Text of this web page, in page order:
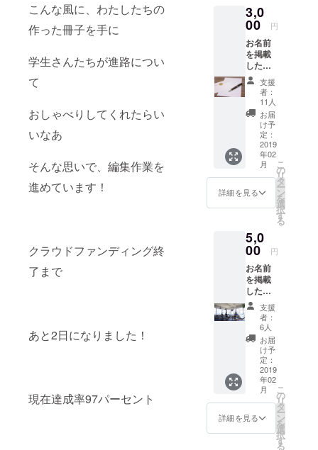
こんな風に、わたしたちの
作った冊子を手に
学生さんたちが進路につい
て
おしゃべりしてくれたらい
いなあ
そんな思いで、編集作業を
進めています！
クラウドファンディング終
了まで
あと2日になりました！
現在達成率97パーセント
3,0
00 円
お名前
を掲載
した冊
子1冊と
心を込
めたお
礼状を
送らせ
ていた
だきま
す。 ま
た1名様
分の
ワーク
ショッ
プ招待
付けい
たしま
す。
ワーク
ショッ
プは3月
の土
日・祝
日を予
定して
いま
す。 開
催場所
はアメ
リカヤ
です。
（韮崎
約5分、
支援
者：
11人
お届
け予
定：
2019
年02
月
詳細を見る
こ
の
リ
タ
ー
ン
を
選
択
す
る
5,0
00 円
お名前
を掲載
した冊
子2冊と
心を込
めたお
礼状を
送らせ
ていた
だきま
す。 冊
子はぜ
ひご自
分用と
贈り物
用に
支援
者：
6人
お届
け予
定：
2019
年02
月
詳細を見る
こ
の
リ
タ
ー
ン
を
選
択
す
る